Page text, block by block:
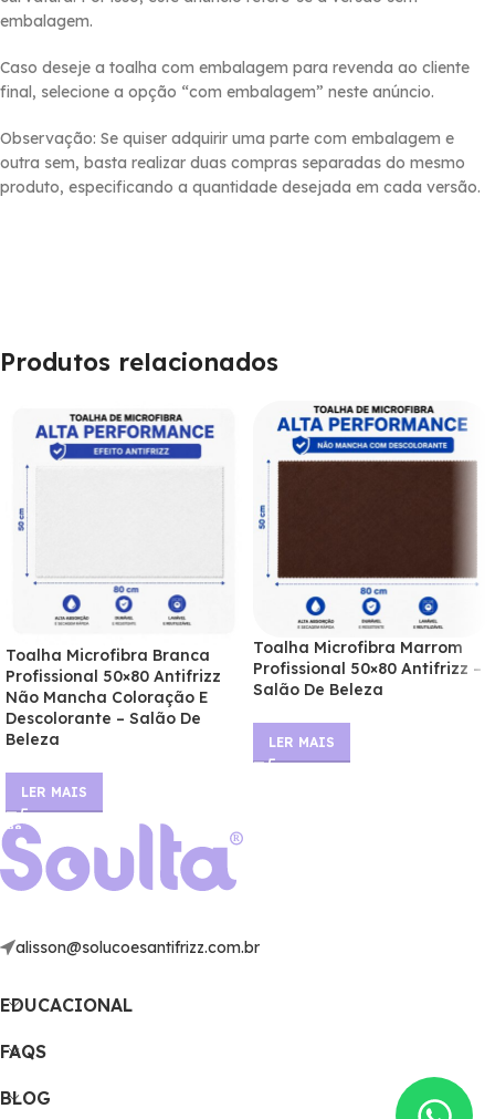
embalagem.
Caso deseje a toalha com embalagem para revenda ao cliente
final, selecione a opção “com embalagem” neste anúncio.
Observação: Se quiser adquirir uma parte com embalagem e
outra sem, basta realizar duas compras separadas do mesmo
produto, especificando a quantidade desejada em cada versão.
Produtos relacionados
Toalha Microfibra Branca
Profissional 50×80 Antifrizz
Não Mancha Coloração E
Descolorante – Salão De
Beleza
LER MAIS
Toalha Microfibra Marrom
Profissional 50×80 Antifrizz –
Salão De Beleza
LER MAIS
alisson@solucoesantifrizz.com.br
EDUCACIONAL
FAQS
BLOG